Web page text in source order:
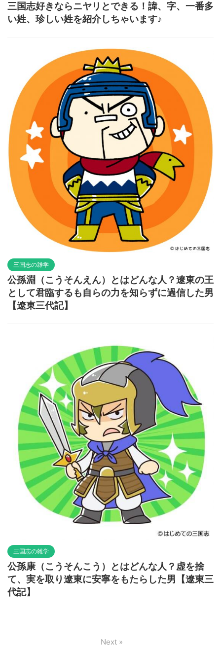
三国志好きならニヤリとできる！諱、字、一番多
い姓、珍しい姓を紹介しちゃいます♪
三国志の雑学
公孫淵（こうそんえん）とはどんな人？遼東の王
として君臨するも自らの力を知らずに過信した男
【遼東三代記】
三国志の雑学
公孫康（こうそんこう）とはどんな人？虚を捨
て、実を取り遼東に安寧をもたらした男【遼東三
代記】
Next »